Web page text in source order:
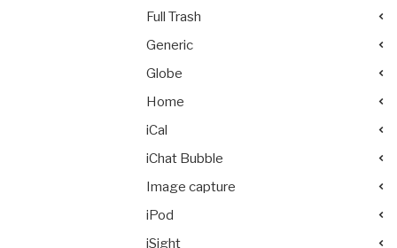
Full Trash
Generic
Globe
Home
iCal
iChat Bubble
Image capture
iPod
iSight